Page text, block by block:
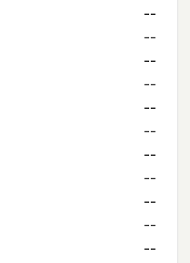
--
--
--
--
--
--
--
--
--
--
--